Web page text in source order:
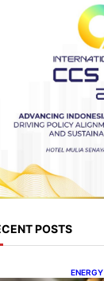
POSTS
ENERGY